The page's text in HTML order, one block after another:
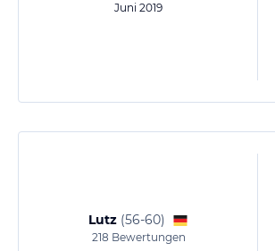
Juni 2019
Lutz (56-60)
218 Bewertungen